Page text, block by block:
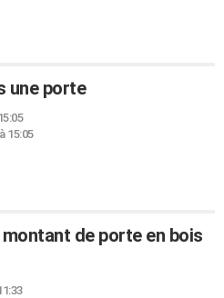
une porte
15:05
de porte en bois